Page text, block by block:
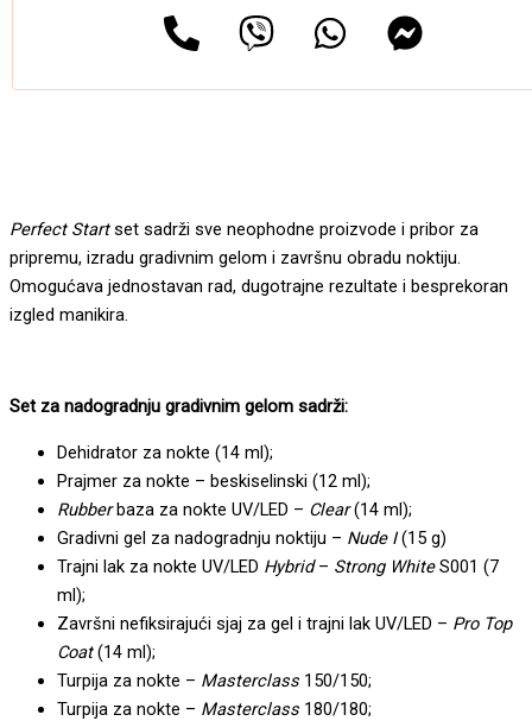
Perfect Startset sadrži sve neophodne proizvode i pribor za
pripremu, izradu gradivnim gelom i završnu obradu noktiju.
Omogućava jednostavan rad, dugotrajne rezultate i besprekoran
izgled manikira.
Set za nadogradnju gradivnim gelom sadrži:
Dehidrator za nokte (14 ml);
Prajmer za nokte – beskiselinski (12 ml);
Rubberbaza za nokte UV/LED – Clear(14 ml);
Gradivni gel za nadogradnju noktiju – Nude I(15 g)
Trajni lak za nokte UV/LED Hybrid– Strong WhiteS001 (7
ml);
Završni nefiksirajući sjaj za gel i trajni lak UV/LED – Pro Top
Coat(14 ml);
Turpija za nokte – Masterclass 150/150;
Turpija za nokte – Masterclass 180/180;